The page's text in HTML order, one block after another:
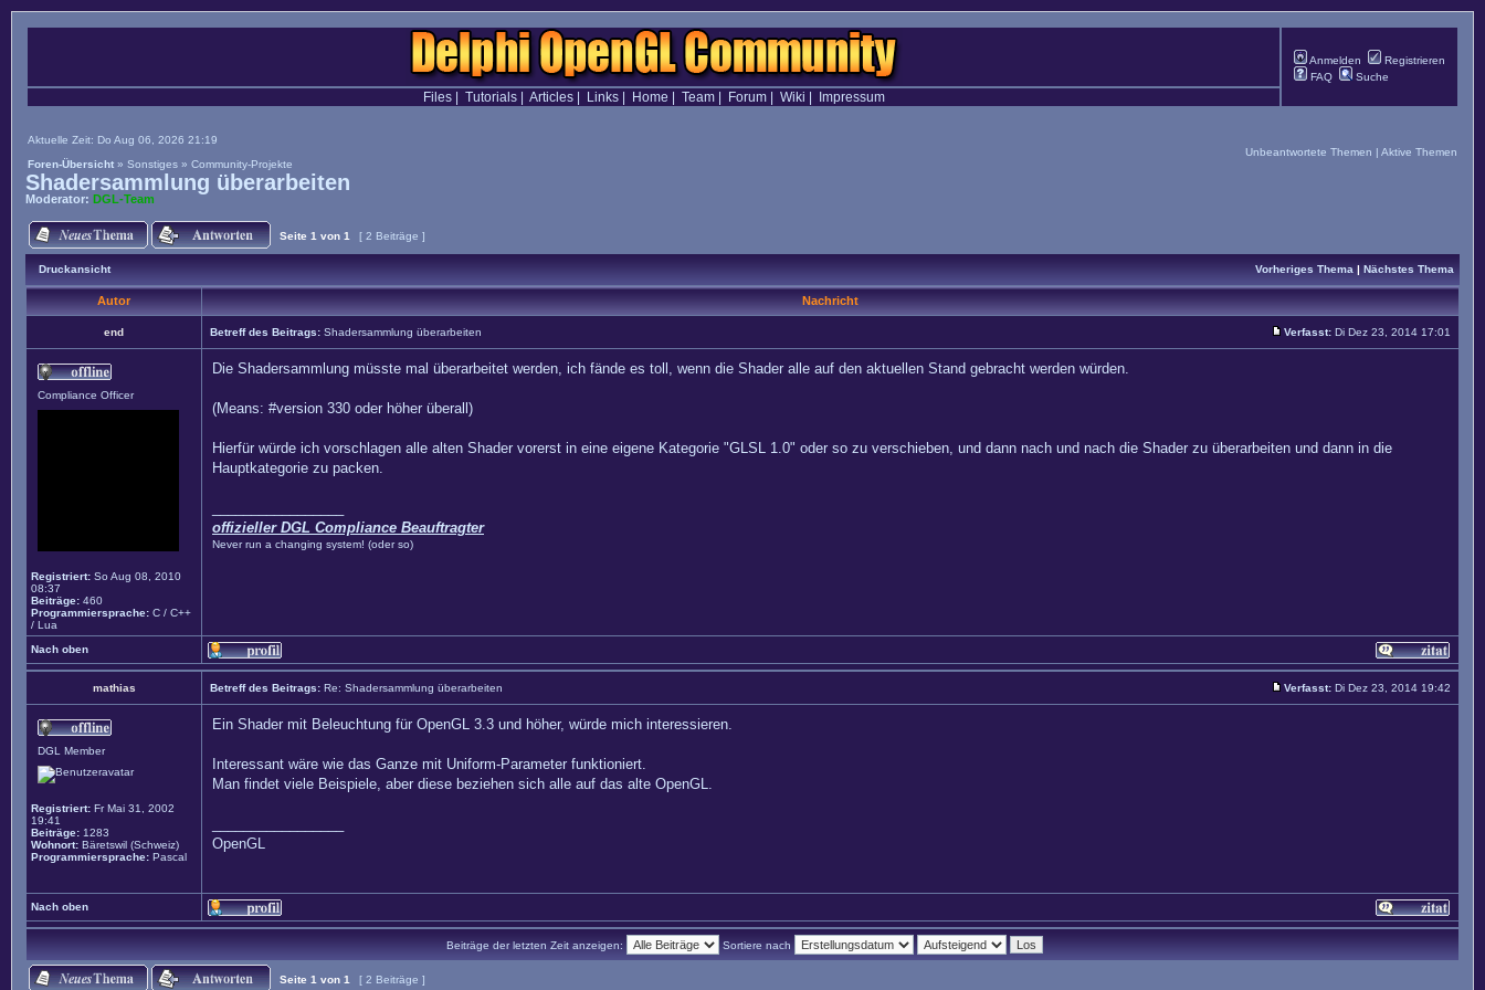
Anmelden
Registrieren
FAQ
Suche
Files| Tutorials| Articles| Links| Home Team| Forum| Wiki Impressum
Aktuelle Zeit: Do Aug 06, 2026 21:19
Foren-Übersicht » Sonstiges » Community-Projekte
Unbeantwortete Themen | Aktive Themen
Shadersammlung überarbeiten
Moderator: DGL-Team
Seite 1 von 1 [ 2 Beiträge ]
Druckansicht Vorheriges Thema | Nächstes Thema
Autor Nachricht
end Betreff des Beitrags: Shadersammlung überarbeiten Verfasst: Di Dez 23, 2014 17:01
Compliance Officer
Registriert: So Aug 08, 2010
08:37
Beiträge: 460
Programmiersprache: C / C++
/ Lua
Die Shadersammlung müsste mal überarbeitet werden, ich fände es toll, wenn die Shader alle auf den aktuellen Stand gebracht werden würden.
(Means: #version 330 oder höher überall)
Hierfür würde ich vorschlagen alle alten Shader vorerst in eine eigene Kategorie "GLSL 1.0" oder so zu verschieben, und dann nach und nach die Shader zu überarbeiten und dann in die
Hauptkategorie zu packen.
offizieller DGL Compliance Beauftragter
Never run a changing system! (oder so)
Nach oben
mathias Betreff des Beitrags: Re: Shadersammlung überarbeiten Verfasst: Di Dez 23, 2014 19:42
DGL Member
Registriert: Fr Mai 31, 2002
19:41
Beiträge: 1283
Wohnort: Bäretswil (Schweiz)
Programmiersprache: Pascal
Ein Shader mit Beleuchtung für OpenGL 3.3 und höher, würde mich interessieren.
Interessant wäre wie das Ganze mit Uniform-Parameter funktioniert.
Man findet viele Beispiele, aber diese beziehen sich alle auf das alte OpenGL.
OpenGL
Nach oben
Beiträge der letzten Zeit anzeigen: Sortiere nach
Seite 1 von 1 [ 2 Beiträge ]